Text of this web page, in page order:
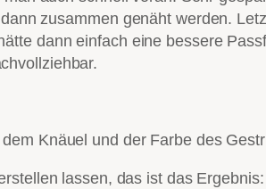
zusammen genäht werden.
dann einfach eine bessere
Knäuel und der Farbe des
lassen, das ist das Ergebnis: